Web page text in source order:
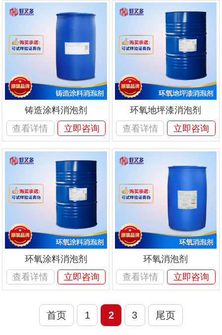
铸造涂料消泡剂
查看详情
立即咨询
环氧地坪漆消泡剂
查看详情
立即咨询
环氧涂料消泡剂
查看详情
立即咨询
环氧消泡剂
查看详情
立即咨询
首页 1 2 3 尾页